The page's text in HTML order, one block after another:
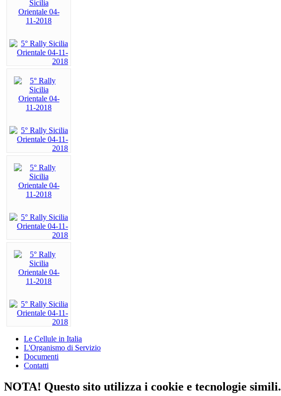
Le Cellule in Italia
L'Organismo di Servizio
Documenti
Contatti
NOTA! Questo sito utilizza i cookie e tecnologie simili.